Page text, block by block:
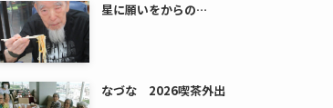
星に願いをからの…
なづな 2026喫茶外出